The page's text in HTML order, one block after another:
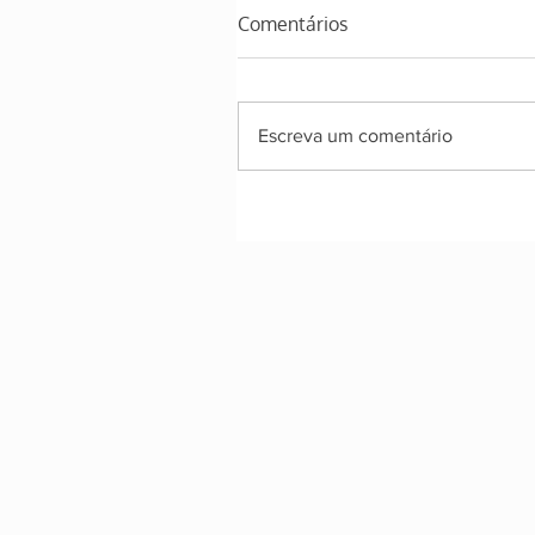
Homus de feijão Branco
Comentários
Escreva um comentário